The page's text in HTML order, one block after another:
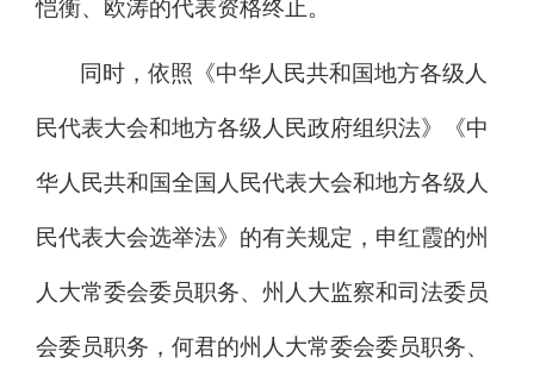
恺衡、欧涛的代表资格终止。
同时，依照《中华人民共和国地方各级人
民代表大会和地方各级人民政府组织法》 《中
华人民共和国全国人民代表大会和地方各级人
民代表大会选举法》 的有关规定， 申红霞的州
人大常委会委员职务、州人大监察和司法委员
会委员职务， 何君的州人大常委会委员职务、